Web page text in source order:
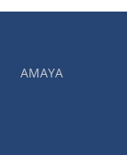
AMAYA